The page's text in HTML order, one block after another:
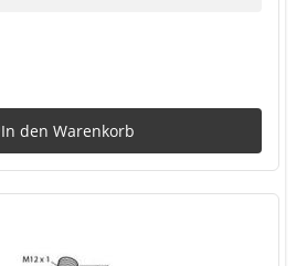
In den Warenkorb